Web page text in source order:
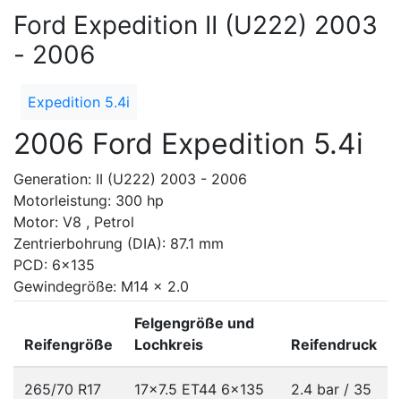
Ford Expedition II (U222) 2003
- 2006
Expedition 5.4i
2006 Ford Expedition 5.4i
Generation: II (U222) 2003 - 2006
Motorleistung: 300 hp
Motor: V8 , Petrol
Zentrierbohrung (DIA): 87.1 mm
PCD: 6x135
Gewindegröße: M14 x 2.0
Reifengröße
Felgengröße und
Lochkreis
Reifendruck
265/70 R17
17x7.5 ET44 6x135
2.4 bar / 35